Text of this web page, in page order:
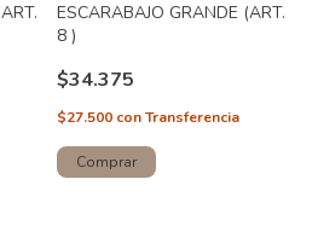
ESCARABAJO GRANDE (ART.
8 )
$34.375
$27.500 conTransferencia